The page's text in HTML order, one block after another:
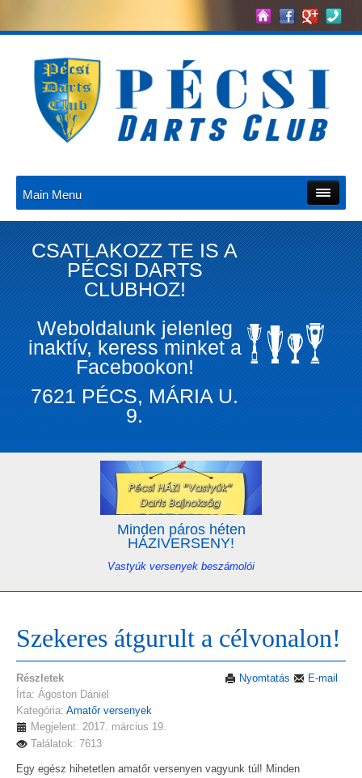
Main Menu
CSATLAKOZZ TE IS A
PÉCSI DARTS
CLUBHOZ!
Weboldalunk jelenleg
inaktív, keress minket a
Facebookon!
7621 PÉCS, MÁRIA U.
9.
Minden páros héten
HÁZIVERSENY!
Vastyúk versenyek beszámolói
Szekeres átgurult a célvonalon!
Nyomtatás E-mail
Részletek
Írta: Ágoston Dániel
Kategória: Amatőr versenyek
Megjelent: 2017. március 19.
Találatok: 7613
Egy egész hihetetlen amatőr versenyen vagyunk túl! Minden